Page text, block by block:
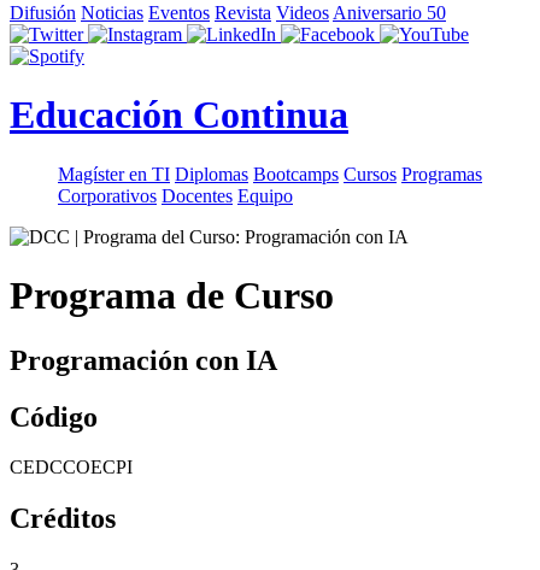
Difusión Noticias Eventos Revista Videos Aniversario 50
Educación Continua
Magíster en TI Diplomas Bootcamps Cursos Programas
Corporativos Docentes Equipo
Programa de Curso
Programación con IA
Código
CEDCCOECPI
Créditos